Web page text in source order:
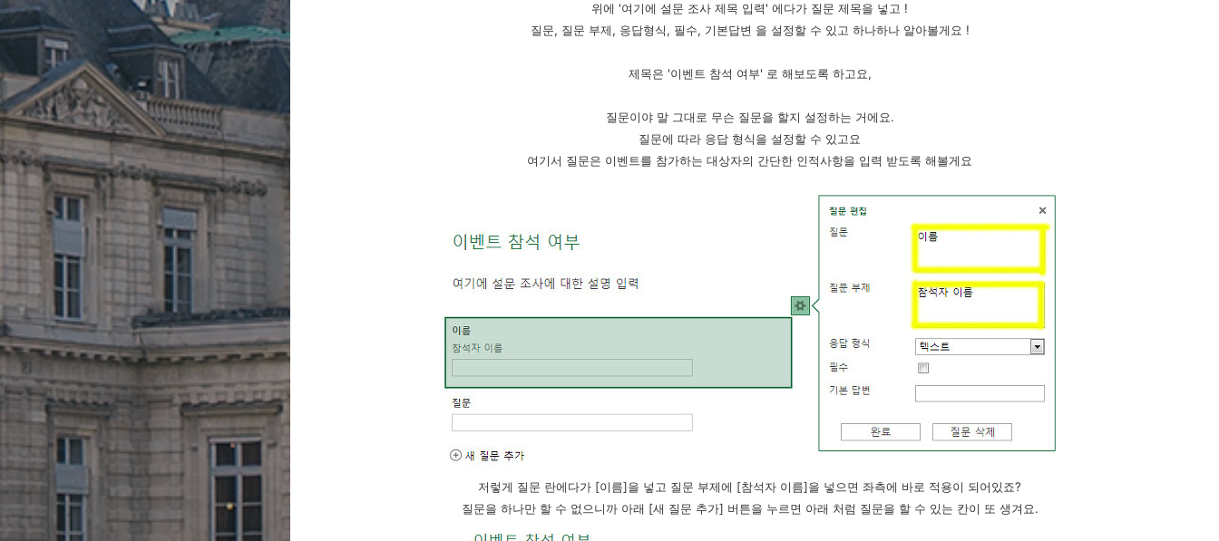
위에 '여기에 설문 조사 제목 입력' 에다가 질문 제목을 넣고 !
질문, 질문 부제, 응답형식, 필수, 기본답변 을 설정할 수 있고 하나하나 알아볼게요 !
제목은 '이벤트 참석 여부' 로 해보도록 하고요,
질문이야 말 그대로 무슨 질문을 할지 설정하는 거에요.
질문에 따라 응답 형식을 설정할 수 있고요
여기서 질문은 이벤트를 참가하는 대상자의 간단한 인적사항을 입력 받도록 해볼게요
저렇게 질문 란에다가 [이름]을 넣고 질문 부제에 [참석자 이름]을 넣으면 좌측에 바로 적용이 되어있죠?
질문을 하나만 할 수 없으니까 아래 [새 질문 추가] 버튼을 누르면 아래 처럼 질문을 할 수 있는 칸이 또 생겨요.